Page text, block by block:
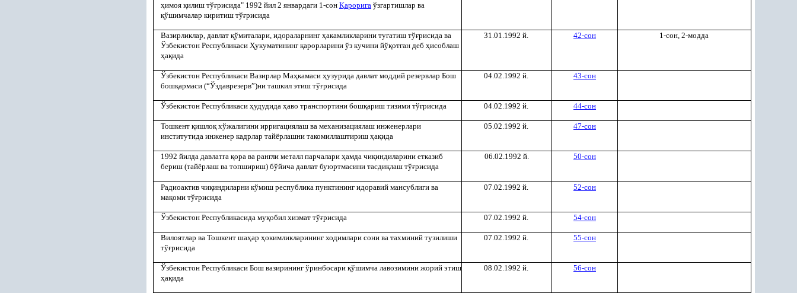
ҳимоя қилиш тўғрисида" 1992 йил 2 январдаги 1-сон Қарорига ўзгартишлар ва
қўшимчалар киритиш тўғрисида
Вазирликлар, давлат қўмиталари, идораларнинг ҳакамликларини тугатиш тўғрисида ва
Ўзбекистон Республикаси Ҳукуматининг қарорларини ўз кучини йўқотган деб ҳисоблаш
ҳақида
31.01.1992 й. 42-сон 1-сон, 2-модда
Ўзбекистон Республикаси Вазирлар Маҳкамаси ҳузурида давлат моддий резервлар Бош
бошқармаси (“Ўздаврезерв”)ни ташкил этиш тўғрисида
04.02.1992 й. 43-сон
Ўзбекистон Республикаси ҳудудида ҳаво транспортини бошқариш тизими тўғрисида 04.02.1992 й. 44-сон
Тошкент қишлоқхўжалигини ирригациялаш ва механизациялаш инженерлари
институтида инженер кадрлар тайёрлашни такомиллаштириш ҳақида
05.02.1992 й. 47-сон
1992 йилда давлатга қора ва рангли металл парчалари ҳамда чиқиндиларини етказиб
бериш (тайёрлаш ва топшириш) бўйича давлат буюртмасини тасдиқлаш тўғрисида
06.02.1992 й. 50-сон
Радиоактив чиқиндиларни кўмиш республика пунктининг идоравий мансублиги ва
мақоми тўғрисида
07.02.1992 й. 52-сон
Ўзбекистон Республикасида муқобил хизмат тўғрисида 07.02.1992 й. 54-сон
Вилоятлар ва Тошкент шаҳар ҳокимликларининг ходимлари сони ва тахминий тузилиши
тўғрисида
07.02.1992 й. 55-сон
Ўзбекистон Республикаси Бош вазирининг ўринбосари қўшимча лавозимини жорий этиш
ҳақида
08.02.1992 й. 56-сон